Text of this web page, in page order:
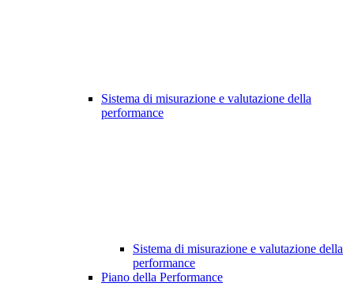
Sistema di misurazione e valutazione della
performance
Sistema di misurazione e valutazione della
performance
Piano della Performance